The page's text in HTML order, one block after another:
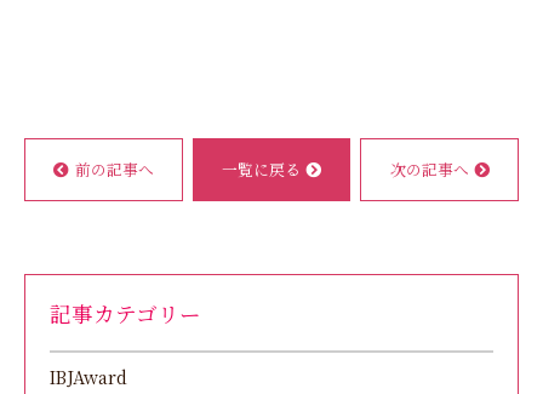
前の記事へ 一覧に戻る 次の記事へ
記事カテゴリー
IBJAward